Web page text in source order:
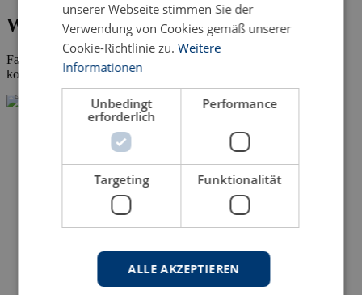
Wissenschaftliche Fachliteratur
Falls bei Ihnen die Veröffentlichung der
kontaktieren Sie uns gern.
unserer Webseite stimmen Sie der
Verwendung von Cookies gemäß unserer
Cookie-Richtlinie zu. Weitere
Informationen
Unbedingt
erforderlich
Performance
Targeting Funktionalität
ALLE AKZEPTIEREN